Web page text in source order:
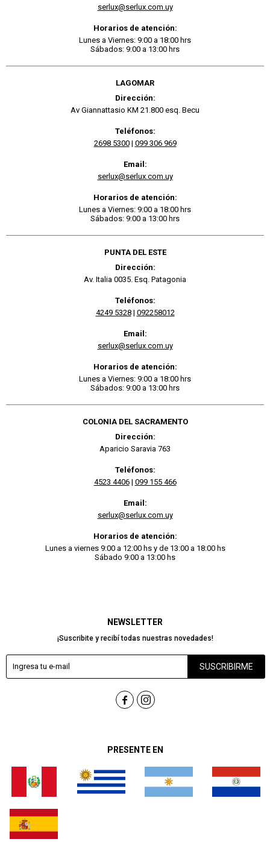
PRESENTE EN
NEWSLETTER
¡Suscribite y recibí todas nuestras novedades!
SUSCRIBIRME
 
serlux@serlux.com.uy
Horarios de atención:
Lunes a Viernes: 9:00 a 18:00 hrs
Sábados: 9:00 a 13:00 hrs
LAGOMAR
Dirección:
Av Giannattasio KM 21.800 esq. Becu
Teléfonos:
2698 5300| 099 306 969
Email:
serlux@serlux.com.uy
Horarios de atención:
Lunes a Viernes: 9:00 a 18:00 hrs
Sábados: 9:00 a 13:00 hrs
PUNTA DEL ESTE
Dirección:
Av. Italia 0035. Esq. Patagonia
Teléfonos:
4249 5328| 092258012
Email:
serlux@serlux.com.uy
Horarios de atención:
Lunes a Viernes: 9:00 a 18:00 hrs
Sábados: 9:00 a 13:00 hrs
COLONIA DEL SACRAMENTO
Dirección:
Aparicio Saravia 763
Teléfonos:
4523 4406| 099 155 466
Email:
serlux@serlux.com.uy
Horarios de atención:
Lunes a viernes 9:00 a 12:00 hs y de 13:00 a 18:00 hs
Sábado 9:00 a 13:00 hs